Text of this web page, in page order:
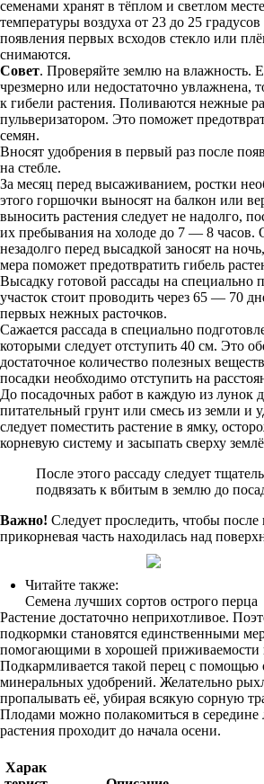
семенами хранят в тёплом и светлом
температуры воздуха от 23 до 25
появления первых всходов стекло или
снимаются.
Совет. Проверяйте землю на влажность.
чрезмерно или недостаточно увлажнена,
к гибели растения. Поливаются нежные
пульверизатором. Это поможет
семян.
Вносят удобрения в первый раз после
на стебле.
За месяц перед высаживанием, ростки
этого горшочки выносят на балкон или
выносить растения следует не надолго,
их пребывания на холоде до 7 — 8 часов.
незадолго перед высадкой заносят на
мера поможет предотвратить гибель
Высадку готовой рассады на специально
участок стоит проводить через 65 — 70
первых нежных расточков.
Сажается рассада в специально
которыми следует отступить 40 см. Это
достаточное количество полезных
посадки необходимо отступить на
До посадочных работ в каждую из лунок
питательный грунт или смесь из земли и
следует поместить растение в ямку,
корневую систему и засыпать сверху
После этого рассаду следует
подвязать к вбитым в землю до
Важно! Следует проследить, чтобы
прикорневая часть находилась над
Читайте также:
Семена лучших сортов острого перца
Растение достаточно неприхотливое.
подкормки становятся единственными
помогающими в хорошей приживаемости
Подкармливается такой перец с помощью
минеральных удобрений. Желательно
пропалывать её, убирая всякую сорную
Плодами можно полакомиться в
растения проходит до начала осени.
Харак